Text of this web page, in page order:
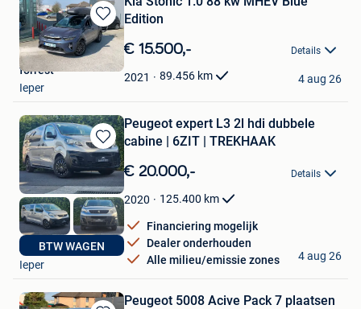
Bewaren
in
Mijn
Favorieten
Edition
€ 15.500,- Details
2021 89.456 km
forrest
Ieper
4 aug 26
Bewaren
in
Mijn
Favorieten
BTW WAGEN
Peugeot expert L3 2l hdi dubbele
cabine | 6ZIT | TREKHAAK
€ 20.000,- Details
2020 125.400 km
Financiering mogelijk
Dealer onderhouden
Alle milieu/emissie zones
Autohandel Decock
Ieper
4 aug 26
Peugeot 5008 Acive Pack 7 plaatsen